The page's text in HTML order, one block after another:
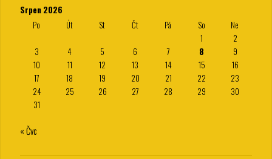
Srpen 2026
Po
Út St Čt Pá So
Ne
1
2
3
4 5 6 7 8
9
10
11 12 13 14 15
16
17
18 19 20 21 22
23
24
25 26 27 28 29
30
31
« Čvc